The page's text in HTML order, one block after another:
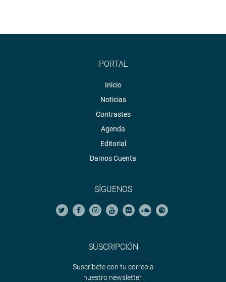
PORTAL
Inicio
Noticias
Contrastes
Agenda
Editorial
Damos Cuenta
SÍGUENOS
SUSCRIPCIÓN
Suscríbete con tu correo a
nuestro newsletter.